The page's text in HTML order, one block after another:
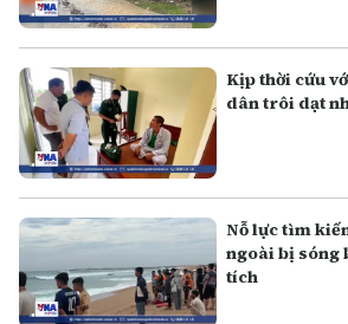
Kịp thời cứu
dân trôi dạt
Nỗ lực tìm
ngoài bị sóng
tích